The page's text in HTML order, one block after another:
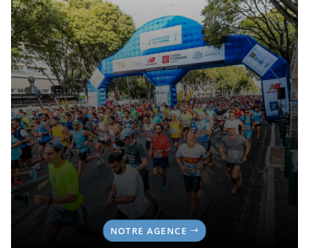
NOTRE AGENCE